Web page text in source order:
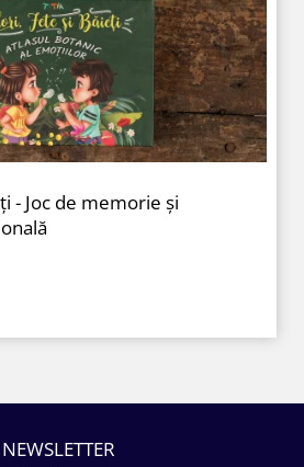
- Joc de memorie și
NEWSLETTER